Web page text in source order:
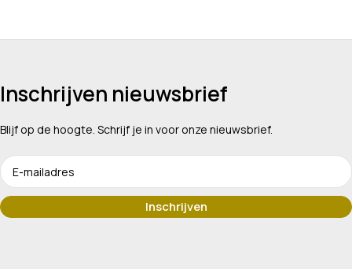
Inschrijven nieuwsbrief
Blijf op de hoogte. Schrijf je in voor onze nieuwsbrief.